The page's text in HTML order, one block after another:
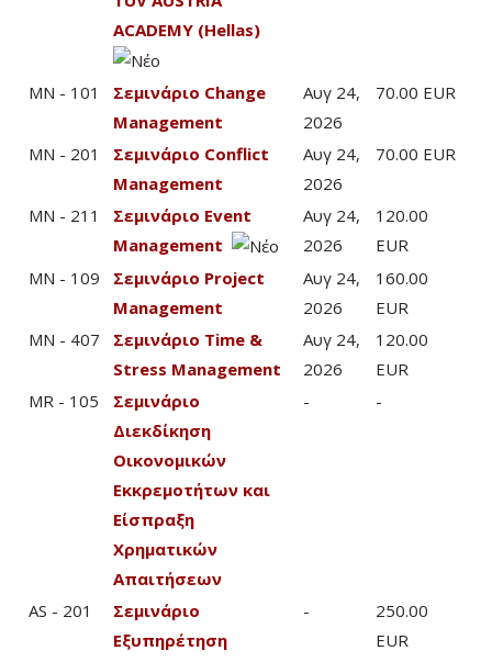
ACADEMY (Hellas)
MN - 101
Σεμινάριο Change
Management
Αυγ 24,
2026
70.00 EUR
MN - 201
Σεμινάριο Conflict
Management
Αυγ 24,
2026
70.00 EUR
MN - 211
Σεμινάριο Event
Management
Αυγ 24,
2026
120.00
EUR
MN - 109
Σεμινάριο Project
Management
Αυγ 24,
2026
160.00
EUR
MN - 407
Σεμινάριο Time &
Stress Management
Αυγ 24,
2026
120.00
EUR
MR - 105
Σεμινάριο
Διεκδίκηση
Οικονομικών
Εκκρεμοτήτων και
Είσπραξη
Χρηματικών
Απαιτήσεων
- -
AS - 201
Σεμινάριο
Εξυπηρέτηση
-
250.00
EUR